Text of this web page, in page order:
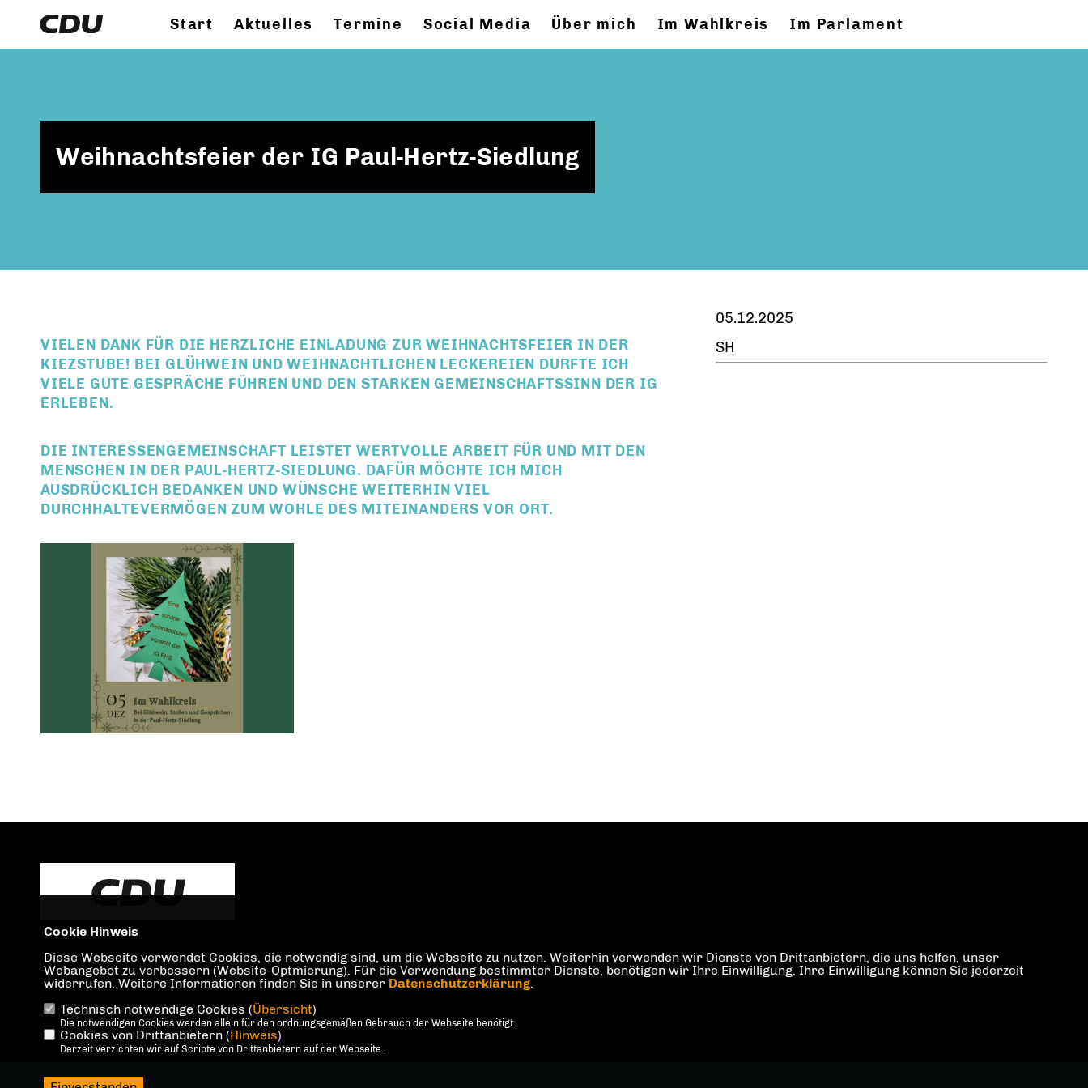
Start Aktuelles Termine Social Media Über mich Im Wahlkreis Im Parlament
Weihnachtsfeier der IG Paul-Hertz-Siedlung
VIELEN DANK FÜR DIE HERZLICHE EINLADUNG ZUR WEIHNACHTSFEIER IN DER
KIEZSTUBE! BEI GLÜHWEIN UND WEIHNACHTLICHEN LECKEREIEN DURFTE ICH
VIELE GUTE GESPRÄCHE FÜHREN UND DEN STARKEN GEMEINSCHAFTSSINN DER IG
ERLEBEN.
DIE INTERESSENGEMEINSCHAFT LEISTET WERTVOLLE ARBEIT FÜR UND MIT DEN
MENSCHEN IN DER PAUL-HERTZ-SIEDLUNG. DAFÜR MÖCHTE ICH MICH
AUSDRÜCKLICH BEDANKEN UND WÜNSCHE WEITERHIN VIEL
DURCHHALTEVERMÖGEN ZUM WOHLE DES MITEINANDERS VOR ORT.
05.12.2025
SH
IMPRESSUM DATENSCHUTZ KONTAKT
Cookie Hinweis
Diese Webseite verwendet Cookies, die notwendig sind, um die Webseite zu nutzen. Weiterhin verwenden wir Dienste von Drittanbietern, die uns helfen, unser
Webangebot zu verbessern (Website-Optmierung). Für die Verwendung bestimmter Dienste, benötigen wir Ihre Einwilligung. Ihre Einwilligung können Sie jederzeit
widerrufen. Weitere Informationen finden Sie in unserer Datenschutzerklärung.
Technisch notwendige Cookies (Übersicht)
Die notwendigen Cookies werden allein für den ordnungsgemäßen Gebrauch der Webseite benötigt.
Cookies von Drittanbietern (Hinweis)
Derzeit verzichten wir auf Scripte von Drittanbietern auf der Webseite.